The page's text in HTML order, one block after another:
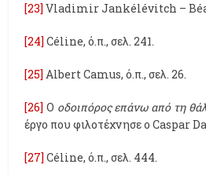
[23] Vladimir Jankélévitch –
[24] Céline, ό.π., σελ. 241.
[25] Albert Camus, ό.π., σελ. 26.
[26] Ο οδοιπόρος επάνω από τη
έργο που φιλοτέχνησε ο Caspar
[27] Céline, ό.π., σελ. 444.